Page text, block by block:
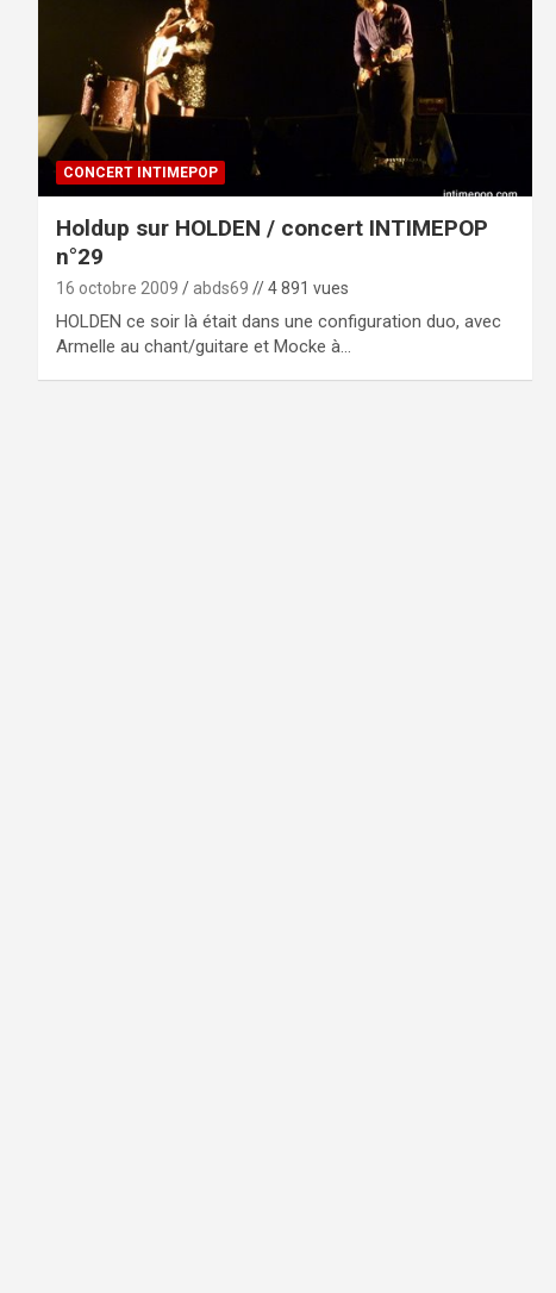
CONCERT INTIMEPOP
Holdup sur HOLDEN / concert INTIMEPOP
n°29
16 octobre 2009 abds69 // 4 891 vues
HOLDEN ce soir là était dans une configuration duo, avec
Armelle au chant/guitare et Mocke à…